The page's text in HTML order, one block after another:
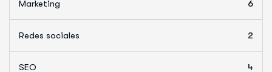
Marketing 6
Redes sociales 2
SEO 4